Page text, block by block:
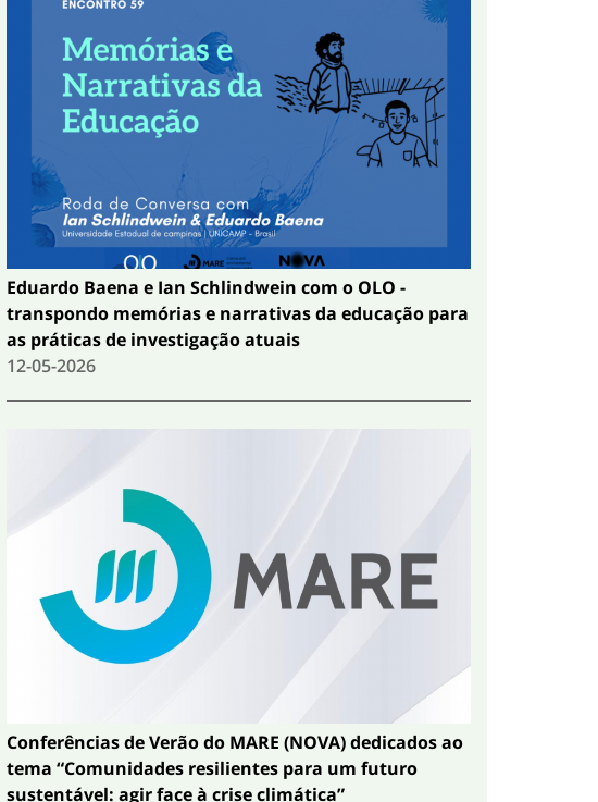
Eduardo Baena e Ian Schlindwein com o OLO -
transpondo memórias e narrativas da educação para
as práticas de investigação atuais
12-05-2026
Conferências de Verão do MARE (NOVA) dedicados ao
tema “Comunidades resilientes para um futuro
sustentável: agir face à crise climática”